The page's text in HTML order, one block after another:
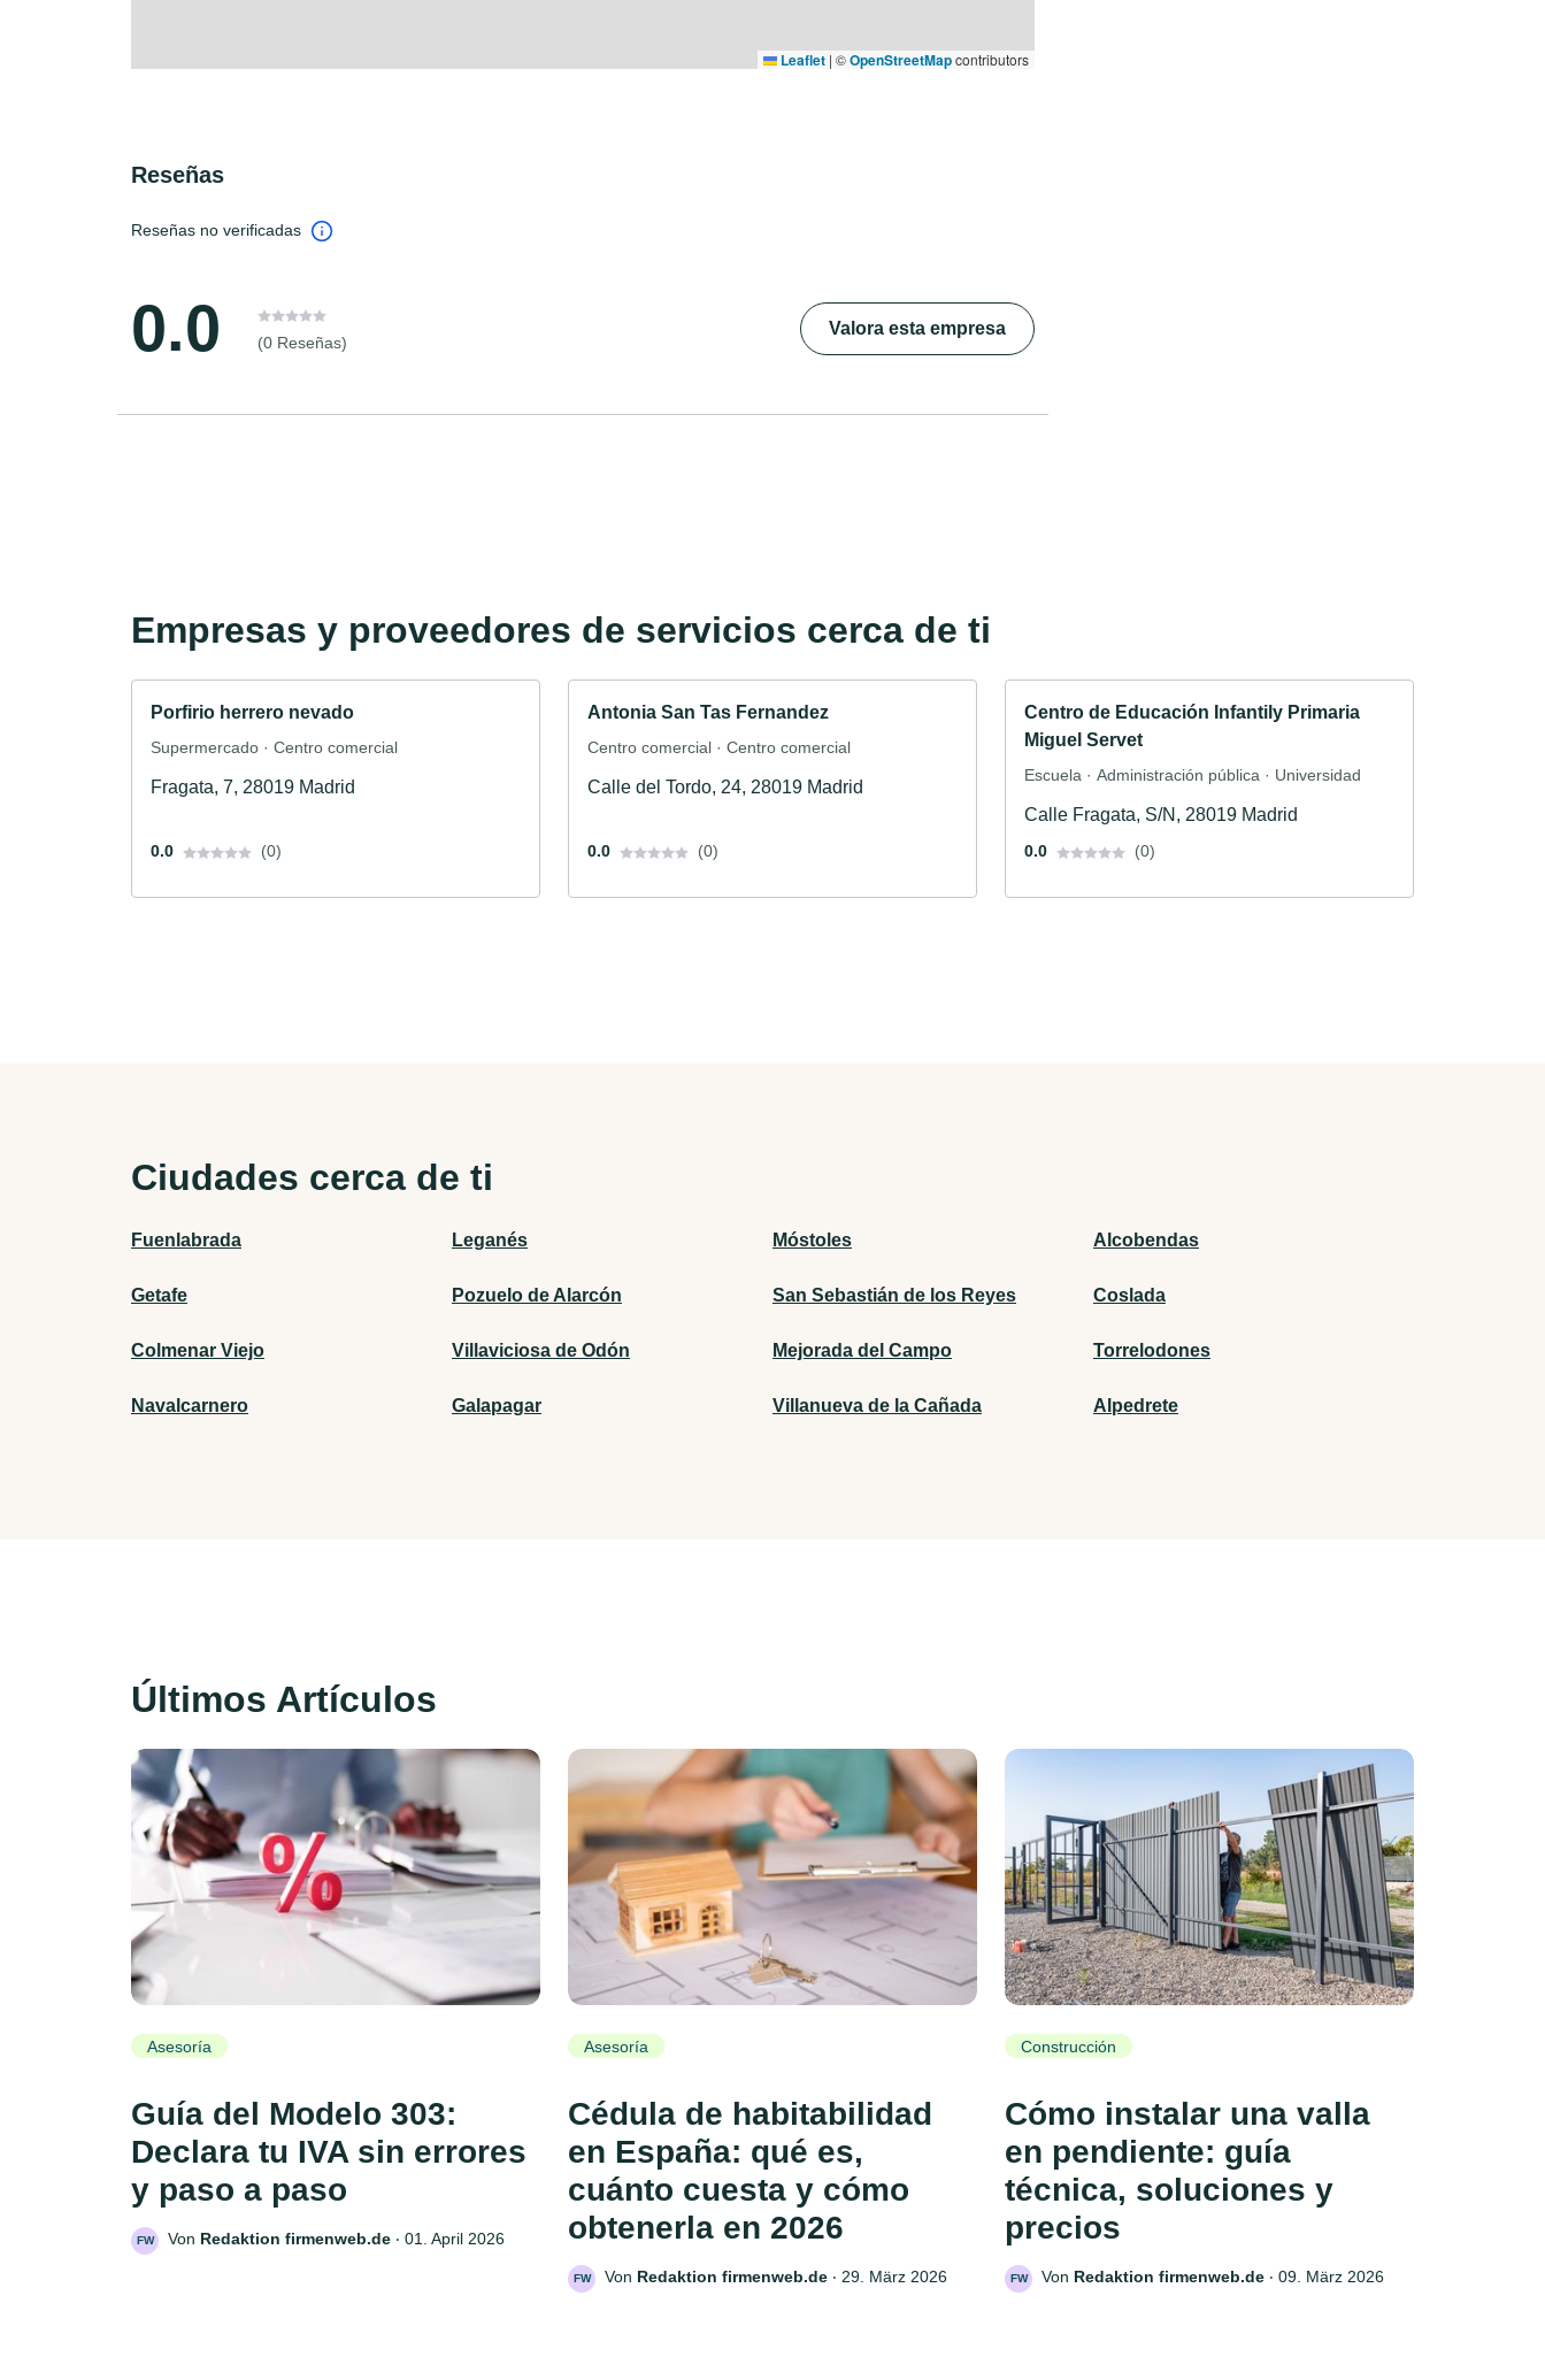
Leaflet | ©OpenStreetMapcontributors
Reseñas
Reseñas no verificadas
0.0 (0 Reseñas)
Valora esta empresa
Empresas y proveedores de servicios cerca de ti
Porfirio herrero nevado
Supermercado · Centro comercial
Fragata, 7, 28019 Madrid
0.0 (0)
Antonia San Tas Fernandez
Centro comercial · Centro comercial
Calle del Tordo, 24, 28019 Madrid
0.0 (0)
Centro de Educación Infantily Primaria
Miguel Servet
Escuela · Administración pública · Universidad
Calle Fragata, S/N, 28019 Madrid
0.0 (0)
Ciudades cerca de ti
Fuenlabrada Leganés Móstoles Alcobendas
Getafe Pozuelo de Alarcón San Sebastián de los Reyes Coslada
Colmenar Viejo Villaviciosa de Odón Mejorada del Campo Torrelodones
Navalcarnero Galapagar Villanueva de la Cañada Alpedrete
Últimos Artículos
Asesoría
Guía del Modelo 303:
Declara tu IVA sin errores
y paso a paso
FW Von Redaktion firmenweb.de ‧ 01. April 2026
Asesoría
Cédula de habitabilidad
en España: qué es,
cuánto cuesta y cómo
obtenerla en 2026
FW Von Redaktion firmenweb.de ‧ 29. März 2026
Construcción
Cómo instalar una valla
en pendiente: guía
técnica, soluciones y
precios
FW Von Redaktion firmenweb.de ‧ 09. März 2026